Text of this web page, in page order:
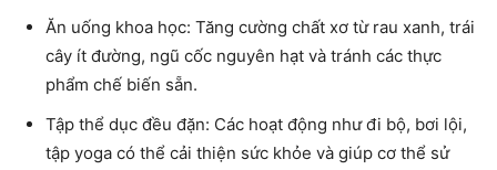
Ăn uống khoa học: Tăng cường chất xơ từ rau xanh, trái
cây ít đường, ngũ cốc nguyên hạt và tránh các thực
phẩm chế biến sẵn.
Tập thể dục đều đặn: Các hoạt động như đi bộ, bơi lội,
tập yoga có thể cải thiện sức khỏe và giúp cơ thể sử